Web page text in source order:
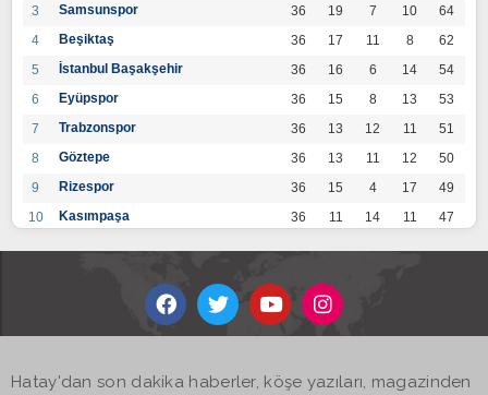
3
Samsunspor 36 19 7 10
64
4
Beşiktaş 36 17 11 8
62
5
İstanbul Başakşehir 36 16 6 14
54
6
Eyüpspor 36 15 8 13
53
7
Trabzonspor 36 13 12 11
51
8
Göztepe 36 13 11 12
50
9
Rizespor 36 15 4 17
49
10
Kasımpaşa 36 11 14 11
47
36 12
14
Kayserispor 36 11 12 13
45
Hatay'dan son dakika haberler, köşe yazıları, magazinden